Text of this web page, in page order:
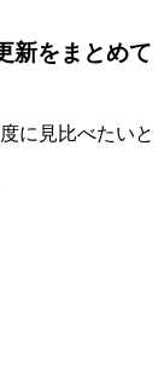
新をまとめて
に見比べたいと